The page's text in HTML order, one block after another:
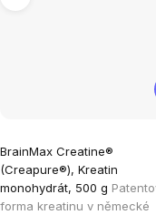
BrainMax Creatine®
(Creapure®), Kreatin
monohydrát, 500 g
forma kreatinu v německé
hodnocení
produktu
je